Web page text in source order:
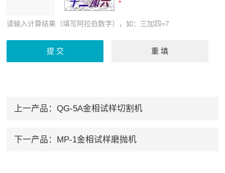
请输入计算结果（填写阿拉伯数字），如：三加四=7
上一产品： QG-5A金相试样切割机
下一产品： MP-1金相试样磨抛机